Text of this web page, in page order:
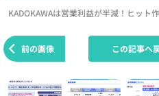
KADOKAWAは営業利益が半減！ヒット
前の画像 この記事へ